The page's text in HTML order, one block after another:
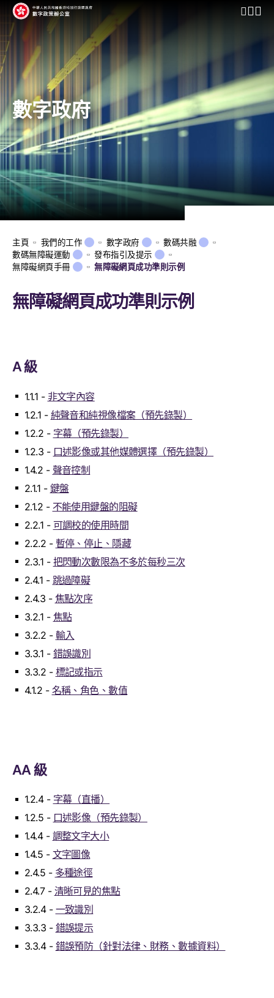
開啟行
數字政府
主頁 我們的工作 數字政府
數碼共融
數碼無障礙運動
發布指引及提示
無障礙網頁手冊
無障礙網頁成功準則示例
無障礙網頁成功準則示例
A 級
1.1.1 - 非文字內容
1.2.1 - 純聲音和純視像檔案（預先錄製）
1.2.2 - 字幕（預先錄製）
1.2.3 - 口述影像或其他媒體選擇（預先錄製）
1.4.2 - 聲音控制
2.1.1 - 鍵盤
2.1.2 - 不能使用鍵盤的阻礙
2.2.1 - 可調校的使用時間
2.2.2 - 暫停、停止、隱藏
2.3.1 - 把閃動次數限為不多於每秒三次
2.4.1 - 跳過障礙
2.4.3 - 焦點次序
3.2.1 - 焦點
3.2.2 - 輸入
3.3.1 - 錯誤識別
3.3.2 - 標記或指示
4.1.2 - 名稱、角色、數值
AA 級
1.2.4 - 字幕（直播）
1.2.5 - 口述影像（預先錄製）
1.4.4 - 調整文字大小
1.4.5 - 文字圖像
2.4.5 - 多種途徑
2.4.7 - 清晰可見的焦點
3.2.4 - 一致識別
3.3.3 - 錯誤提示
3.3.4 - 錯誤預防（針對法律、財務、數據資料）